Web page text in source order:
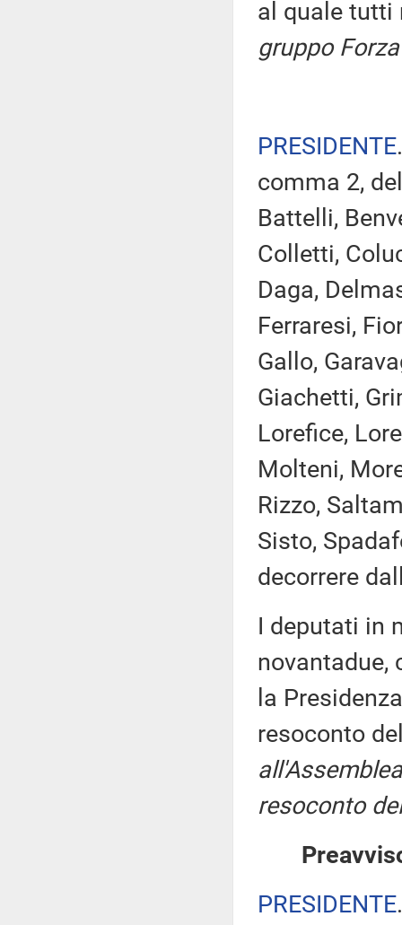
al quale
gruppo
PRESIDENTE
comma 2,
Battelli,
Colletti,
Daga,
Ferraresi,
Gallo,
Giachetti,
Lorefice,
Molteni,
Rizzo,
Sisto,
decorrere
I deputati in
novantadue,
la
resoconto
resoconto
PRESIDENTE